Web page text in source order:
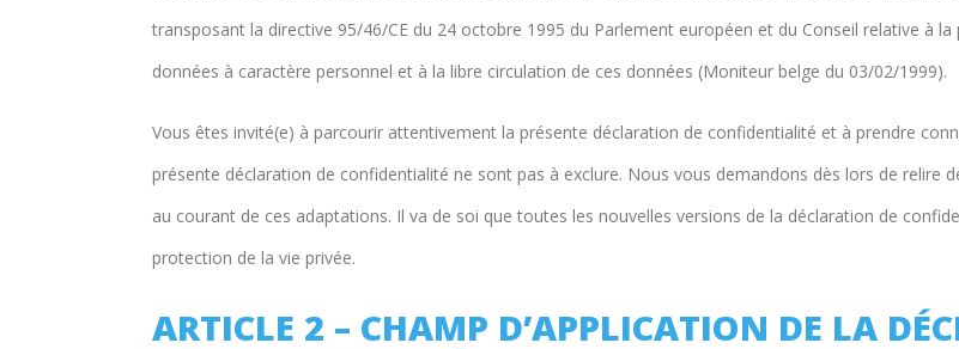
transposant la directive 95/46/CE du 24 octobre 1995 du Parlement européen et du Conseil relative à
données à caractère personnel et à la libre circulation de ces données (Moniteur belge du 03/02/1999).
Vous êtes invité(e) à parcourir attentivement la présente déclaration de confidentialité et à prendre
présente déclaration de confidentialité ne sont pas à exclure. Nous vous demandons dès lors de
au courant de ces adaptations. Il va de soi que toutes les nouvelles versions de la déclaration de
protection de la vie privée.
ARTICLE 2 – CHAMP D’APPLICATION DE LA